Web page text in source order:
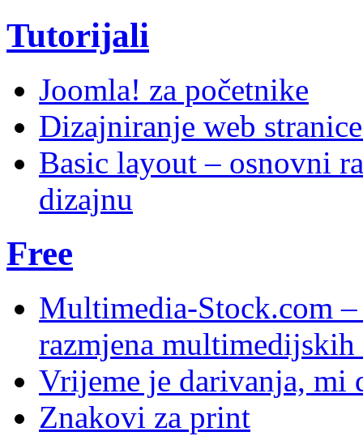
Tutorijali
Joomla! za početnike
Dizajniranje web
Basic layout – osnovni
dizajnu
Free
Multimedia-Stock.com –
razmjena multimedijskih
Vrijeme je darivanja, mi
Znakovi za print